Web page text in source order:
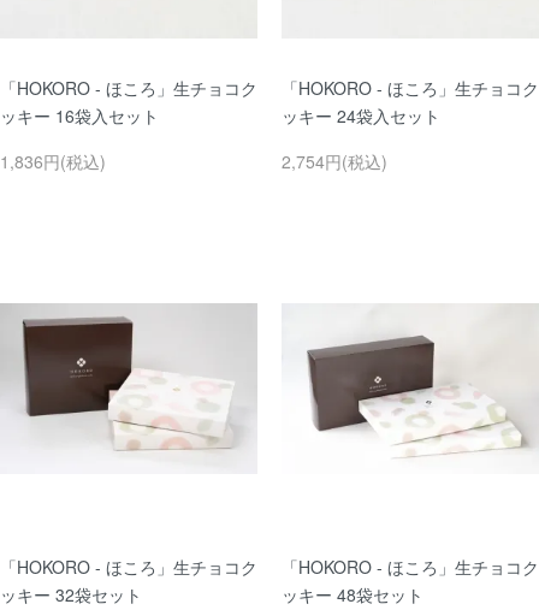
「HOKORO - ほころ」生チョコク
ッキー 16袋入セット
1,836円(税込)
「HOKORO - ほころ」生チョコク
ッキー 24袋入セット
2,754円(税込)
「HOKORO - ほころ」生チョコク
ッキー 32袋セット
「HOKORO - ほころ」生チョコク
ッキー 48袋セット